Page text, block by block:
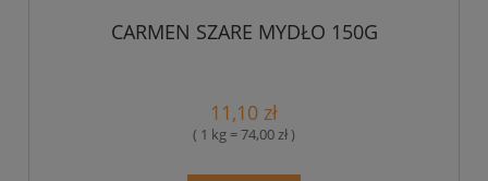
CARMEN SZARE MYDŁO 150G
11,10 zł
( 1 kg = 74,00 zł )